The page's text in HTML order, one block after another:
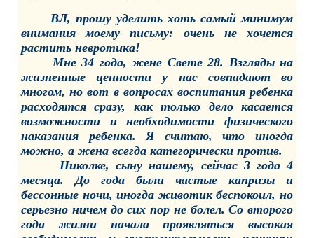
ВЛ, прошу уделить хоть самый минимум
внимания моему письму: очень не хочется
растить невротика!
Мне 34 года, жене Свете 28. Взгляды на
жизненные ценности у нас совпадают во
многом, но вот в вопросах воспитания ребенка
расходятся сразу, как только дело касается
возможности и необходимости физического
наказания ребенка. Я считаю, что иногда
можно, а жена всегда категорически против.
Николке, сыну нашему, сейчас 3 года 4
месяца. До года были частые капризы и
бессонные ночи, иногда животик беспокоил, но
серьезно ничем до сих пор не болел. Со второго
года жизни начала проявляться высокая